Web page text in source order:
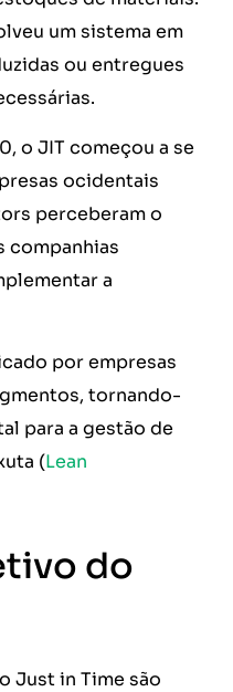
um sistema em
ou entregues
o JIT começou a se
ocidentais
perceberam o
companhias
a
por empresas
tornando-
para a gestão de
(Lean
do
Just in Time são